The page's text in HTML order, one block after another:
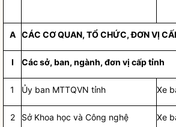
A CÁC CƠ QUAN, TỔ CHỨC, ĐƠN VỊ
I Các sở, ban, ngành, đơn vị cấp tỉnh
1 Ủy ban MTTQVN tỉnh Xe
2 Sở Khoa học và Công nghệ Xe